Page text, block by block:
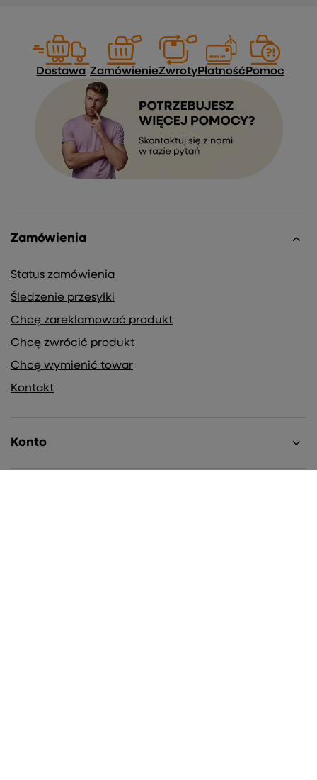
Dostawa ZamówienieZwrotyPłatnośćPomoc
Zamówienia
Status zamówienia
Śledzenie przesyłki
Chcę zareklamować produkt
Chcę zwrócić produkt
Chcę wymienić towar
Kontakt
Konto